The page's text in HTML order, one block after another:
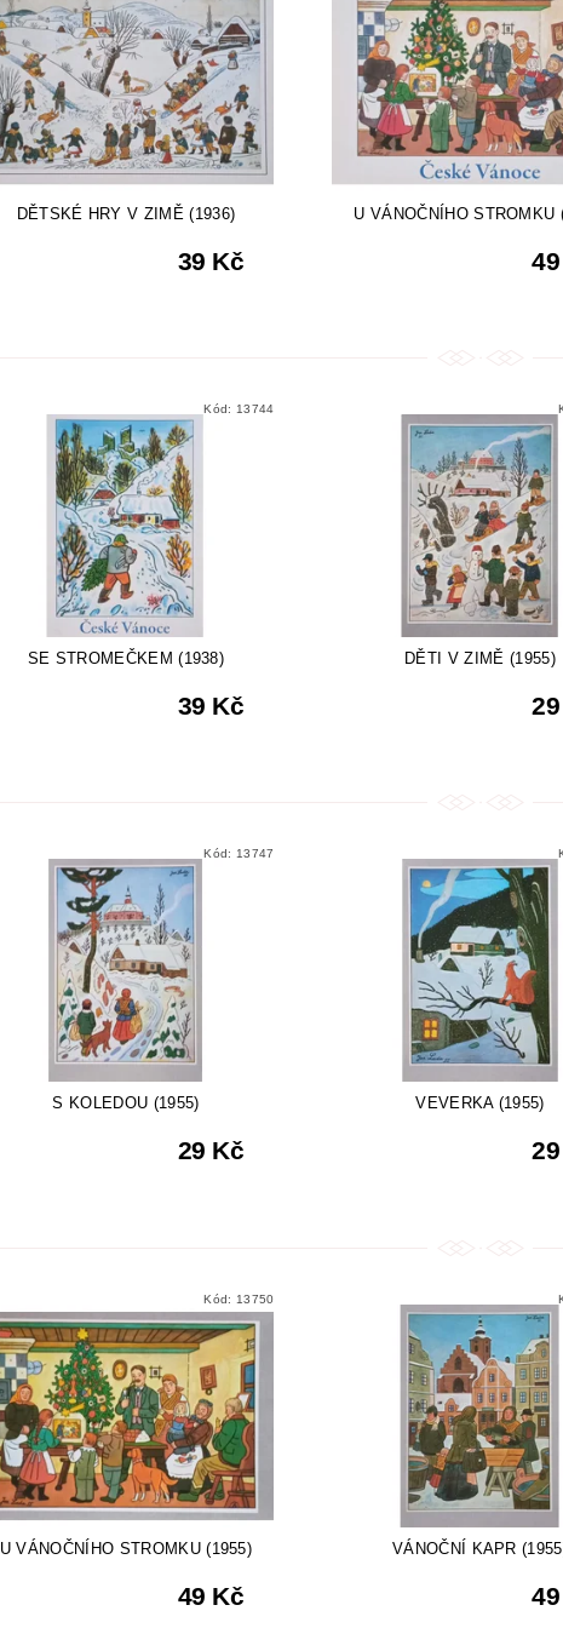
DĚTSKÉ HRY V ZIMĚ (1936)
39 Kč
U VÁNOČNÍHO STROMKU
Kód: 13744
SE STROMEČKEM (1938)
39 Kč
DĚTI V ZIMĚ (1955)
Kód: 13747
S KOLEDOU (1955)
29 Kč
VEVERKA (1955)
Kód: 13750
U VÁNOČNÍHO STROMKU (1955)
49 Kč
VÁNOČNÍ KAPR